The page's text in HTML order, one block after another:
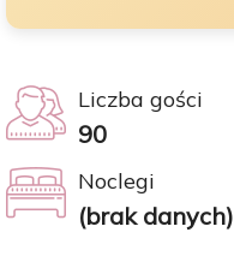
Liczba gości
90
Noclegi
(brak danych)